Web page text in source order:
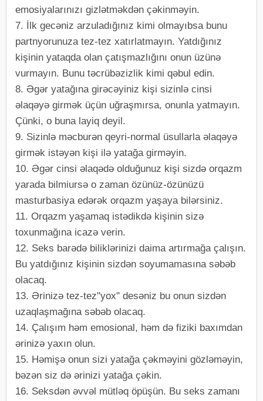
emosiyalarınızı gizlətməkdən çəkinməyin.
7. İlk gecəniz arzuladığınız kimi olmayıbsa bunu
partnyorunuza tez-tez xatırlatmayın. Yatdığınız
kişinin yataqda olan çatışmazlığını onun üzünə
vurmayın. Bunu təcrübəzizlik kimi qəbul edin.
8. Əgər yatağına girəcəyiniz kişi sizinlə cinsi
əlaqəyə girmək üçün uğraşmırsa, onunla yatmayın.
Çünki, o buna layiq deyil.
9. Sizinlə məcburən qeyri-normal üsullarla əlaqəyə
girmək istəyən kişi ilə yatağa girməyin.
10. Əgər cinsi əlaqədə olduğunuz kişi sizdə orqazm
yarada bilmiursə o zaman özünüz-özünüzü
masturbasiya edərək orqazm yaşaya bilərsiniz.
11. Orqazm yaşamaq istədikdə kişinin sizə
toxunmağına icazə verin.
12. Seks barədə biliklərinizi daima artırmağa çalışın.
Bu yatdığınız kişinin sizdən soyumamasına səbəb
olacaq.
13. Ərinizə tez-tez"yox" desəniz bu onun sizdən
uzaqlaşmağına səbəb olacaq.
14. Çalışım həm emosional, həm də fiziki baxımdan
ərinizə yaxın olun.
15. Həmişə onun sizi yatağa çəkməyini gözləməyin,
bəzən siz də ərinizi yatağa çəkin.
16. Seksdən əvvəl mütləq öpüşün. Bu seks zamanı